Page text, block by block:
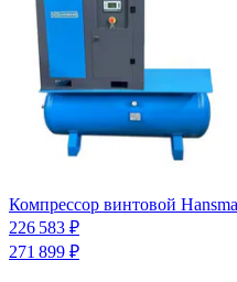
Компрессор винтовой
226 583 ₽
271 899 ₽